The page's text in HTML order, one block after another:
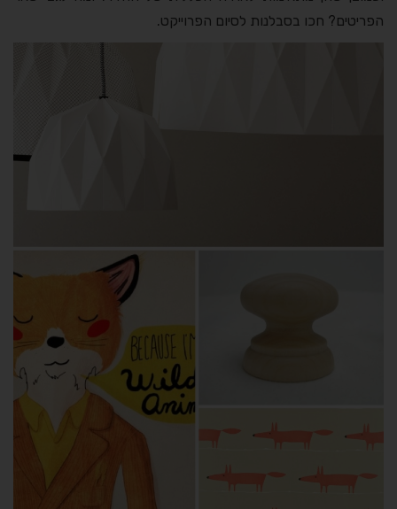
הפריטים? חכו בסבלנות לסיום הפרוייקט.